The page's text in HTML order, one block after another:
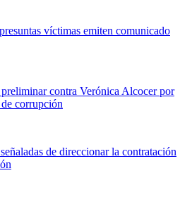
víctimas emiten comunicado
contra Verónica Alcocer por
corrupción
de direccionar la contratación